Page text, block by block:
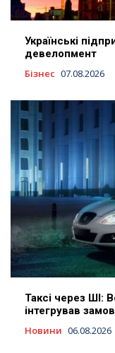
Українські
девелопмент
Бізнес 07.08.2026
Таксі через ШІ:
інтегрував
Новини 06.08.2026